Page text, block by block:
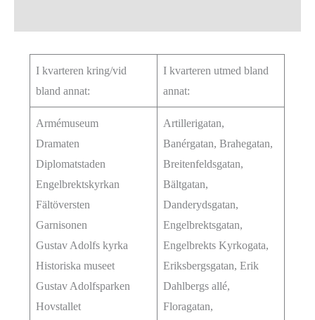
I kvarteren kring/vid
bland annat:
I kvarteren utmed bland
annat:
Armémuseum
Dramaten
Diplomatstaden
Engelbrektskyrkan
Fältöversten
Garnisonen
Gustav Adolfs kyrka
Historiska museet
Gustav Adolfsparken
Hovstallet
Artillerigatan,
Banérgatan, Brahegatan,
Breitenfeldsgatan,
Bältgatan,
Danderydsgatan,
Engelbrektsgatan,
Engelbrekts Kyrkogata,
Eriksbergsgatan, Erik
Dahlbergs allé,
Floragatan,